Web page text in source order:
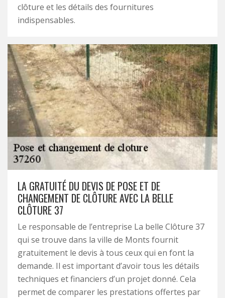
clôture et les détails des fournitures
indispensables.
LA GRATUITÉ DU DEVIS DE POSE ET DE
CHANGEMENT DE CLÔTURE AVEC LA BELLE
CLÔTURE 37
Le responsable de l’entreprise La belle Clôture 37
qui se trouve dans la ville de Monts fournit
gratuitement le devis à tous ceux qui en font la
demande. Il est important d’avoir tous les détails
techniques et financiers d’un projet donné. Cela
permet de comparer les prestations offertes par